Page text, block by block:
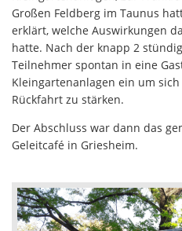
Großen Feldberg im Taunus
erklärt, welche Auswirkungen
hatte. Nach der knapp 2
Teilnehmer spontan in eine
Kleingartenanlagen ein um
Rückfahrt zu stärken.
Der Abschluss war dann das
Geleitcafé in Griesheim.